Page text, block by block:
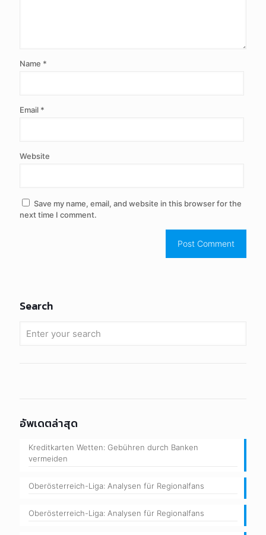
Name *
Email *
Website
Save my name, email, and website in this browser for the
next time I comment.
Search
อัพเดตล่าสุด
Kreditkarten Wetten: Gebühren durch Banken
vermeiden
Oberösterreich-Liga: Analysen für Regionalfans
Oberösterreich-Liga: Analysen für Regionalfans